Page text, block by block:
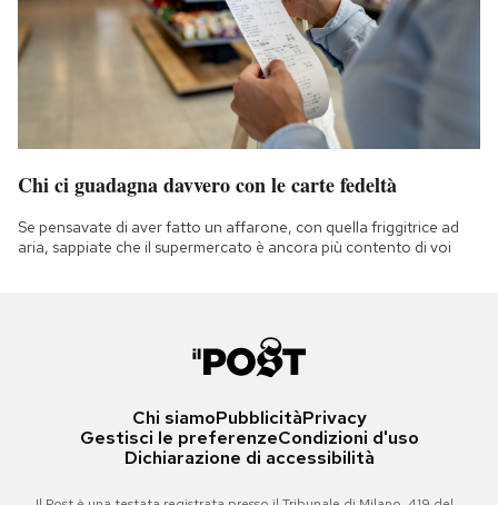
Chi ci guadagna davvero con le carte fedeltà
Se pensavate di aver fatto un affarone, con quella friggitrice ad
aria, sappiate che il supermercato è ancora più contento di voi
Chi siamoPubblicitàPrivacy
Gestisci le preferenzeCondizioni d'uso
Dichiarazione di accessibilità